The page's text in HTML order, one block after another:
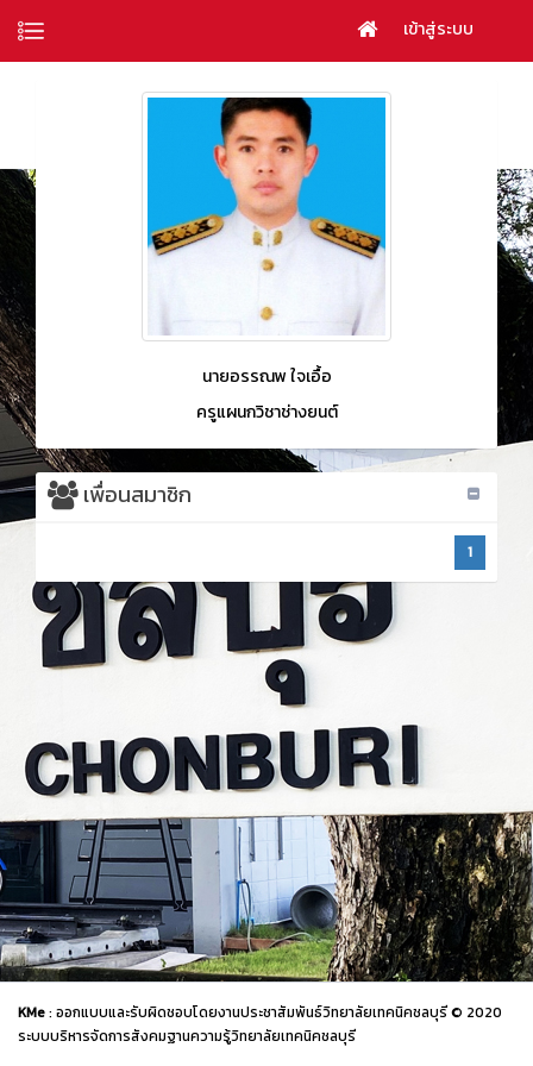
เข้าสู่ระบบ
นายอรรณพ ใจเอื้อ
ครูแผนกวิชาช่างยนต์
เพื่อนสมาชิก
1
KMe: ออกแบบและรับผิดชอบโดยงานประชาสัมพันธ์วิทยาลัยเทคนิคชลบุรี © 2020
ระบบบริหารจัดการสังคมฐานความรู้วิทยาลัยเทคนิคชลบุรี